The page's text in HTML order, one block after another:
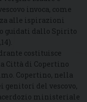
invoca, come
alle ispirazioni
guidati dallo Spirito
costituisce
Città di Copertino
Copertino, nella
genitori del vescovo,
ministeriale